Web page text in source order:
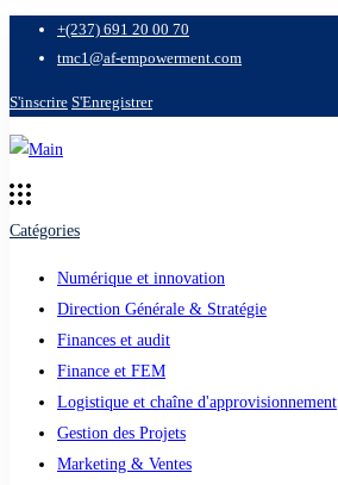
+(237) 691 20 00 70
tmc1@af-empowerment.com
S'inscrire S'Enregistrer
Catégories
Numérique et innovation
Direction Générale & Stratégie
Finances et audit
Finance et FEM
Logistique et chaîne d'approvisionnement
Gestion des Projets
Marketing & Ventes